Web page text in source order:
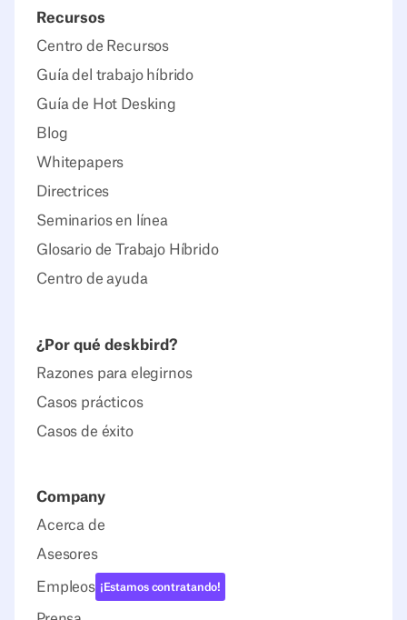
Recursos
Centro de Recursos
Guía del trabajo híbrido
Guía de Hot Desking
Blog
Whitepapers
Directrices
Seminarios en línea
Glosario de Trabajo Híbrido
Centro de ayuda
¿Por qué deskbird?
Razones para elegirnos
Casos prácticos
Casos de éxito
Company
Acerca de
Asesores
Empleos ¡Estamos contratando!